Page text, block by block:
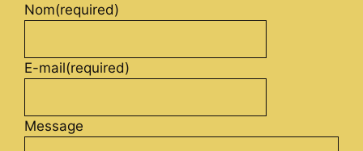
Nom(required)
E-mail(required)
Message